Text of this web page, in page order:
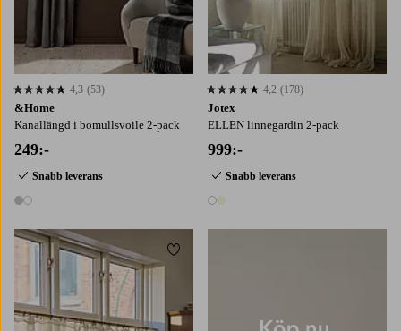
&Home
Kanallängd i bomullsvoile 2-pack
249:-
Snabb leverans
2 färger
4,3 baserat på 53 st betyg
4,3 (53)
Jotex
ELLEN linnegardin 2-pack
999:-
Snabb leverans
2 färger
4,2 baserat på 178 st betyg
4,2 (178)
Lägg till i favoriter